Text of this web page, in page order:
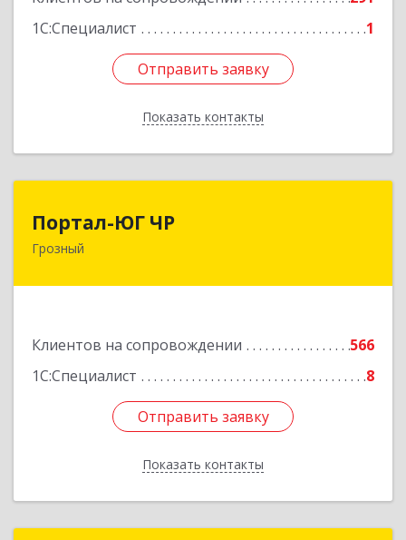
1С:Специалист
1
Отправить заявку
Показать контакты
Отправить заявку
Назад
Портал-ЮГ ЧР
Грозный
Клиентов на сопровождении
566
1С:Специалист
8
Отправить заявку
Показать контакты
364906, Чеченская Респ, Грозный г, Путина пр-
Отправить заявку
Назад